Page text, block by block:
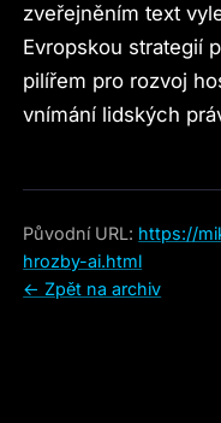
zveřejněním text
Evropskou strategií
pilířem pro rozvoj
vnímání lidských
Původní URL: https://
hrozby-ai.html
← Zpět na archiv